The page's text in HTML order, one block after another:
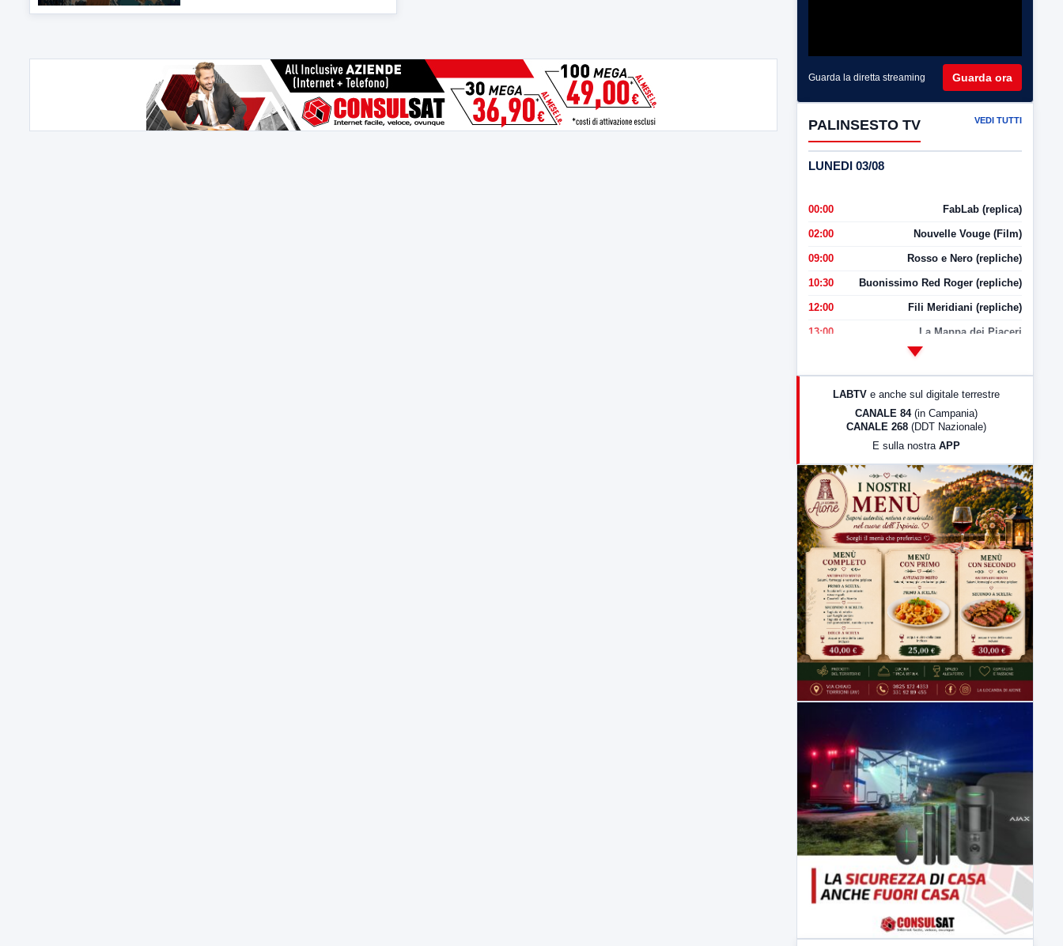
Guarda la diretta streaming Guarda ora
PALINSESTO TV VEDI TUTTI
LUNEDI 03/08
00:00 FabLab (replica)
02:00 Nouvelle Vouge (Film)
09:00 Rosso e Nero (repliche)
10:30 Buonissimo Red Roger (repliche)
12:00 Fili Meridiani (repliche)
13:00 La Mappa dei Piaceri
LabNews (Diretta)
23:00 LabNews (replica)
LABTV e anche sul digitale terrestre
CANALE 84 (in Campania)
CANALE 268 (DDT Nazionale)
E sulla nostra APP